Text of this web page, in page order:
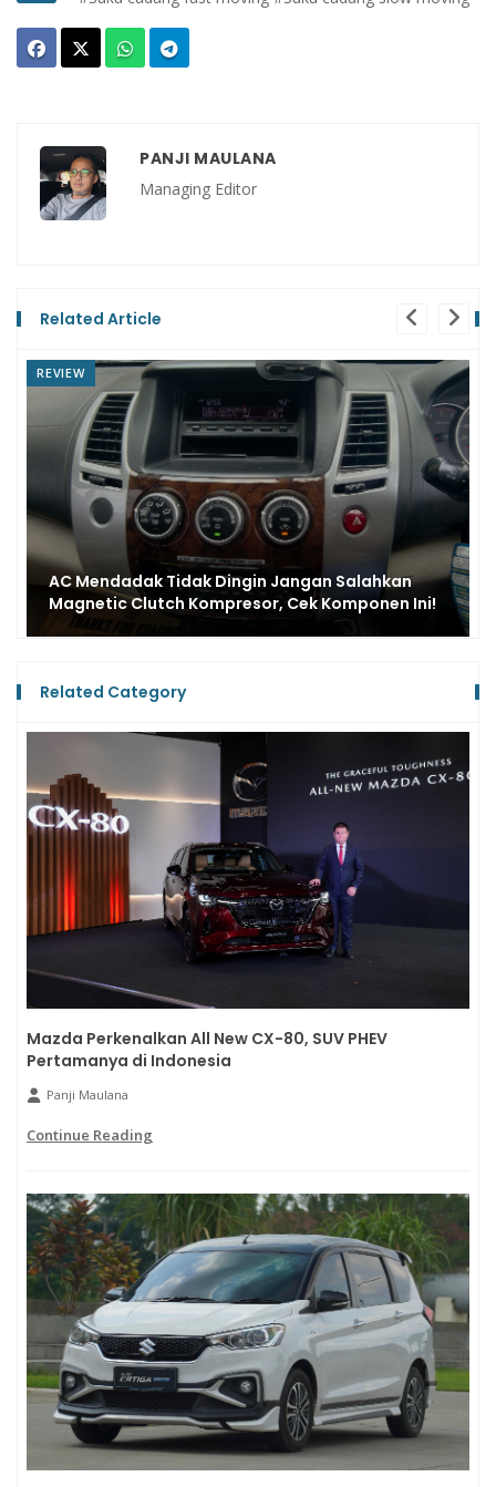
PANJI MAULANA
Managing Editor
Related Article
REVIEW
Masih banyak Belum Paham, Ini Perbedaan Suku
Cadang Fast Moving dan Slow Moving Mobil
Related Category
Mazda Perkenalkan All New CX-80, SUV PHEV
Pertamanya di Indonesia
Panji Maulana
Continue Reading